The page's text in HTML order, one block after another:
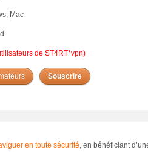
Mac
de ST4RT*vpn)
Souscrire
en toute sécurité, en bénéficiant